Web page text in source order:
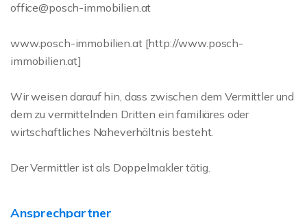
office@posch-immobilien.at
www.posch-immobilien.at [http://www.posch-
immobilien.at]
Wir weisen darauf hin, dass zwischen dem Vermittler und
dem zu vermittelnden Dritten ein familiäres oder
wirtschaftliches Naheverhältnis besteht.
Der Vermittler ist als Doppelmakler tätig.
Ansprechpartner